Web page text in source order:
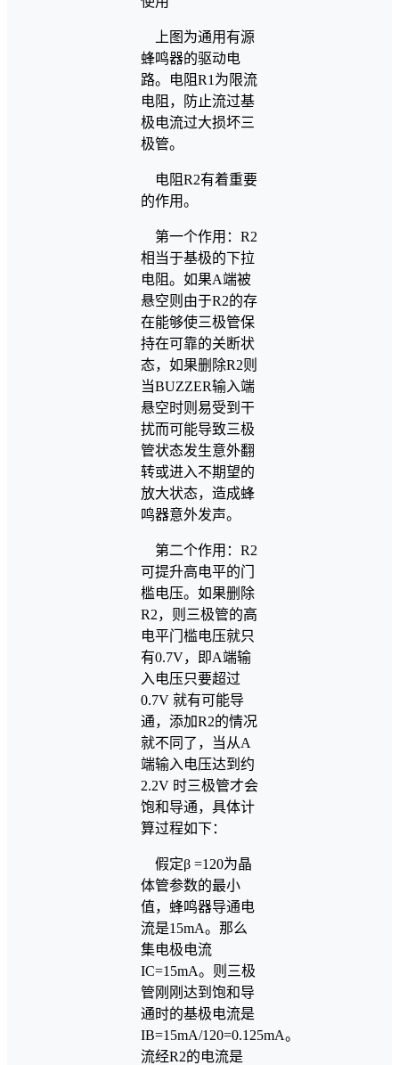
上图为通用有源
蜂鸣器的驱动电
路。电阻R1为限流
电阻，防止流过基
极电流过大损坏三
极管。
电阻R2有着重要
的作用。
第一个作用：R2
相当于基极的下拉
电阻。如果A端被
悬空则由于R2的存
在能够使三极管保
持在可靠的关断状
态，如果删除R2则
当BUZZER输入端
悬空时则易受到干
扰而可能导致三极
管状态发生意外翻
转或进入不期望的
放大状态，造成蜂
鸣器意外发声。
第二个作用：R2
可提升高电平的门
槛电压。如果删除
R2，则三极管的高
电平门槛电压就只
有0.7V，即A端输
入电压只要超过
0.7V 就有可能导
通，添加R2的情况
就不同了，当从A
端输入电压达到约
2.2V 时三极管才会
饱和导通，具体计
算过程如下：
假定β =120为晶
体管参数的最小
值，蜂鸣器导通电
流是15mA。那么
集电极电流
IC=15mA。则三极
管刚刚达到饱和导
通时的基极电流是
IB=15mA/120=0.125mA。
流经R2的电流是